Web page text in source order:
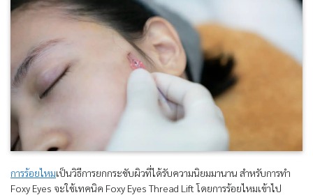
การร้อยไหมเป็นวิธีการยกกระชับผิวที่ได้รับความนิยมมานาน สำหรับการทำ
Foxy Eyes จะใช้เทคนิค Foxy Eyes Thread Lift โดยการร้อยไหมเข้าไป